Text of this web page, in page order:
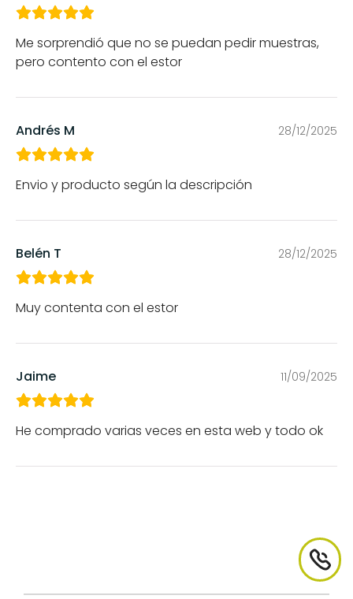
Me sorprendió que no se puedan pedir muestras,
pero contento con el estor
Andrés M 28/12/2025
Envio y producto según la descripción
Belén T 28/12/2025
Muy contenta con el estor
Jaime 11/09/2025
He comprado varias veces en esta web y todo ok